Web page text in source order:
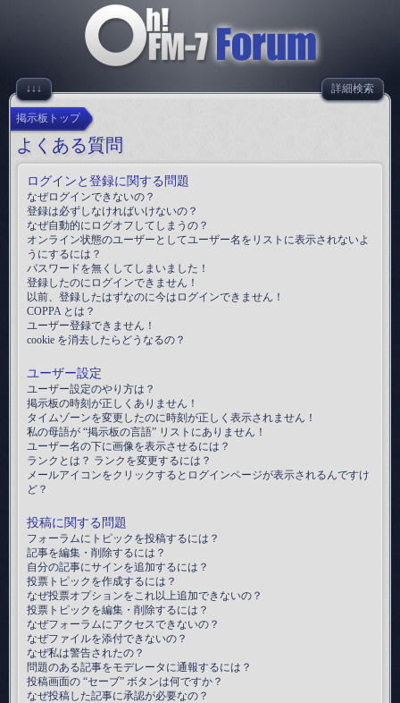
↓↓↓ 詳細検索
掲示板トップ
よくある質問
ログインと登録に関する問題
なぜログインできないの？
登録は必ずしなければいけないの？
なぜ自動的にログオフしてしまうの？
オンライン状態のユーザーとしてユーザー名をリストに表示されないよ
うにするには？
パスワードを無くしてしまいました！
登録したのにログインできません！
以前、登録したはずなのに今はログインできません！
COPPA とは？
ユーザー登録できません！
cookie を消去したらどうなるの？
ユーザー設定
ユーザー設定のやり方は？
掲示板の時刻が正しくありません！
タイムゾーンを変更したのに時刻が正しく表示されません！
私の母語が “掲示板の言語” リストにありません！
ユーザー名の下に画像を表示させるには？
ランクとは？ ランクを変更するには？
メールアイコンをクリックするとログインページが表示されるんですけ
ど？
投稿に関する問題
フォーラムにトピックを投稿するには？
記事を編集・削除するには？
自分の記事にサインを追加するには？
投票トピックを作成するには？
なぜ投票オプションをこれ以上追加できないの？
投票トピックを編集・削除するには？
なぜフォーラムにアクセスできないの？
なぜファイルを添付できないの？
なぜ私は警告されたの？
問題のある記事をモデレータに通報するには？
投稿画面の “セーブ” ボタンは何ですか？
なぜ投稿した記事に承認が必要なの？